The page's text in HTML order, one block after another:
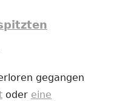
gegangen
oder eine